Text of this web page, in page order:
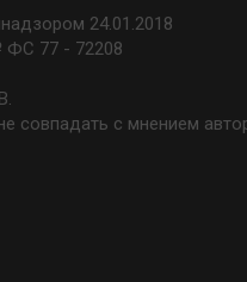
24.01.2018
77 - 72208
совпадать с мнением